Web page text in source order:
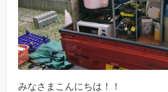
みなさまこんにちは！！